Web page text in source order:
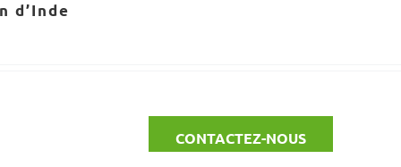
d’Inde
CONTACTEZ-NOUS